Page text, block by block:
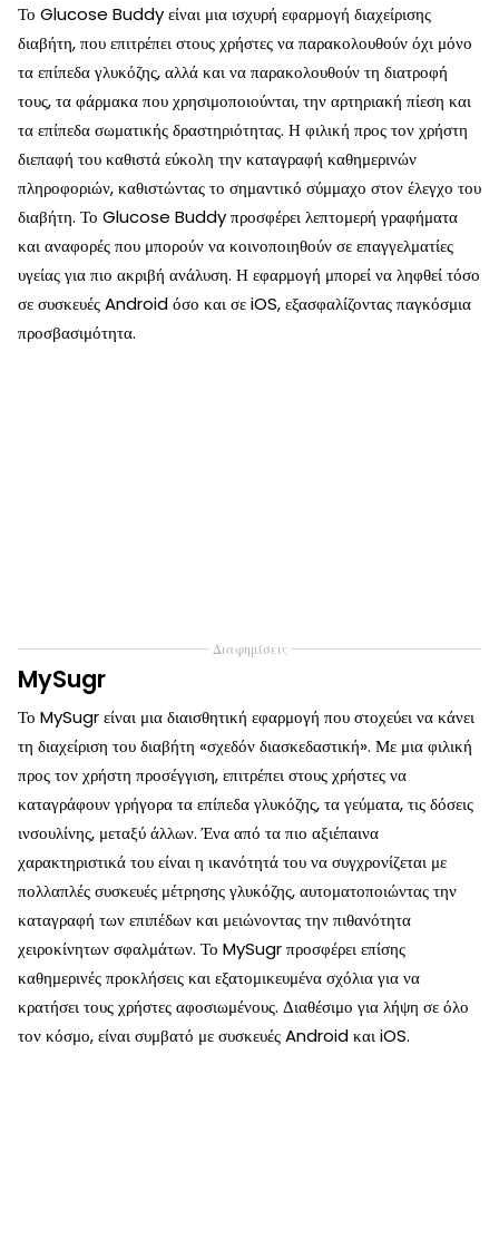
Το Glucose Buddy είναι μια ισχυρή εφαρμογή διαχείρισης
διαβήτη, που επιτρέπει στους χρήστες να παρακολουθούν όχι μόνο
τα επίπεδα γλυκόζης, αλλά και να παρακολουθούν τη διατροφή
τους, τα φάρμακα που χρησιμοποιούνται, την αρτηριακή πίεση και
τα επίπεδα σωματικής δραστηριότητας. Η φιλική προς τον χρήστη
διεπαφή του καθιστά εύκολη την καταγραφή καθημερινών
πληροφοριών, καθιστώντας το σημαντικό σύμμαχο στον έλεγχο του
διαβήτη. Το Glucose Buddy προσφέρει λεπτομερή γραφήματα
και αναφορές που μπορούν να κοινοποιηθούν σε επαγγελματίες
υγείας για πιο ακριβή ανάλυση. Η εφαρμογή μπορεί να ληφθεί τόσο
σε συσκευές Android όσο και σε iOS, εξασφαλίζοντας παγκόσμια
προσβασιμότητα.
Διαφημίσεις
MySugr
Το MySugr είναι μια διαισθητική εφαρμογή που στοχεύει να κάνει
τη διαχείριση του διαβήτη «σχεδόν διασκεδαστική». Με μια φιλική
προς τον χρήστη προσέγγιση, επιτρέπει στους χρήστες να
καταγράφουν γρήγορα τα επίπεδα γλυκόζης, τα γεύματα, τις δόσεις
ινσουλίνης, μεταξύ άλλων. Ένα από τα πιο αξιέπαινα
χαρακτηριστικά του είναι η ικανότητά του να συγχρονίζεται με
πολλαπλές συσκευές μέτρησης γλυκόζης, αυτοματοποιώντας την
καταγραφή των επιπέδων και μειώνοντας την πιθανότητα
χειροκίνητων σφαλμάτων. Το MySugr προσφέρει επίσης
καθημερινές προκλήσεις και εξατομικευμένα σχόλια για να
κρατήσει τους χρήστες αφοσιωμένους. Διαθέσιμο για λήψη σε όλο
τον κόσμο, είναι συμβατό με συσκευές Android και iOS.